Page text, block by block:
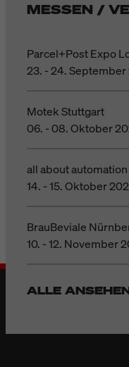
MESSEN /
Parcel+Post Expo
23. - 24.
Motek Stuttgart
06. - 08. Oktober
all about
14. - 15. Oktober
BrauBeviale
10. - 12. November
ALLE